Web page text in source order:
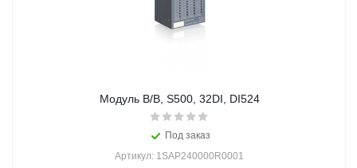
Модуль В/В, S500, 32DI, DI524
Под заказ
Артикул: 1SAP240000R0001